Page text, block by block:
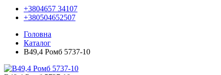
+3804657 34107
+380504652507
Головна
Каталог
В49,4 Ромб 5737-10